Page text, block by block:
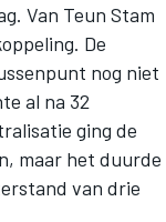
Van Teun Stam
De
nog niet
al na 32
ging de
maar het duurde
van drie